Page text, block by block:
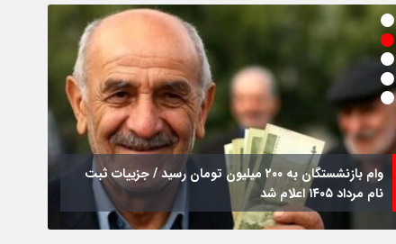
وام بازنشستگان به ۲۰۰ میلیون تومان رسید / جزییات ثبت
نام مرداد ۱۴۰۵ اعلام شد